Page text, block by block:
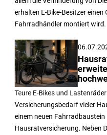
erhalten E-Bike-Besitzer einen
Fahrradhändler montiert wird.
Teure E-Bikes und
Versicherungsbedarf vieler
einem neuen Fahrradbaustein
Hausratversicherung. Neben